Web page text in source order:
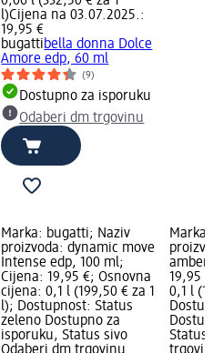
l)Cijena na 03.07.2025.:
19,95 €
bugattibella donna Dolce
Amore edp, 60 ml
(9)
Dostupno za isporuku
Odaberi dm trgovinu
Marka: bugatti; Naziv
proizvoda: dynamic move
Intense edp, 100 ml;
Cijena: 19,95 €; Osnovna
cijena: 0,1 l (199,50 € za 1
l); Dostupnost: Status
zeleno Dostupno za
isporuku, Status sivo
Odaberi dm trgovinu
Marka:
amber
19,95 €;
0,1 l
Status
trgovinu